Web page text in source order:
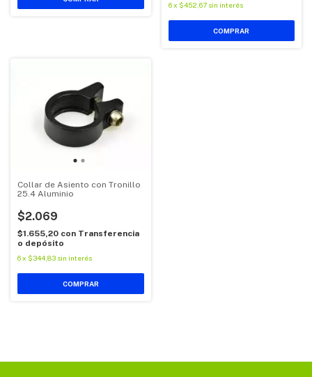
6 x $452,67 sin interés
Collar de Asiento con Tronillo
25.4 Aluminio
$2.069
$1.655,20 con Transferencia
o depósito
6x $344,83 sin interés